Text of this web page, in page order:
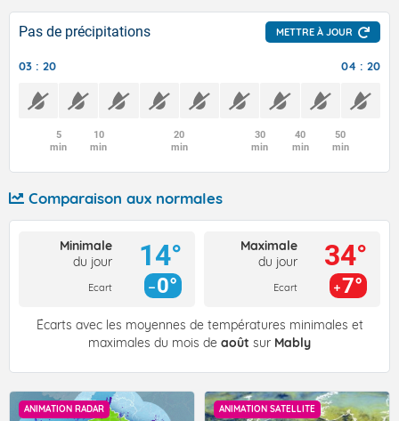
Pas de précipitations METTRE À JOUR
03 : 20 04 : 20
5
min
10
min
20
min
30
min
40
min
50
min
Comparaison aux normales
Minimale
du jour
Ecart
14°
0°
Maximale
du jour
Ecart
34°
7°
Écarts avec les moyennes de températures minimales et
maximales du mois de août sur Mably
ANIMATION RADAR ANIMATION SATELLITE